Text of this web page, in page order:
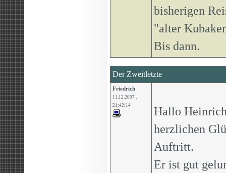
bisherigen
"alter
Bis dann.
Der Zweitletzte
Friedrich
11.12.2007 ,
21:42:14
Hallo
herzlichen
Auftritt.
Er ist gut